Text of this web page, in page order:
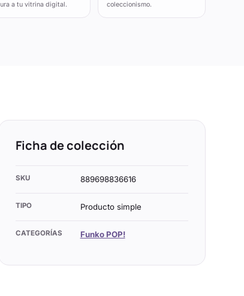
a tu vitrina digital.
coleccionismo.
Ficha de colección
SKU 889698836616
TIPO Producto simple
CATEGORÍAS Funko POP!